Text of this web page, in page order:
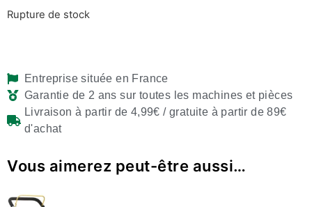
Rupture de stock
Entreprise située en France
Garantie de 2 ans sur toutes les machines et pièces
Livraison à partir de 4,99€ / gratuite à partir de 89€
d'achat
Vous aimerez peut-être aussi…